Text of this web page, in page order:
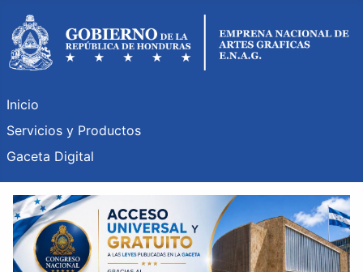
Inicio
Servicios y Productos
Gaceta Digital